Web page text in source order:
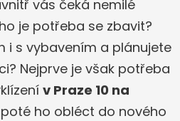
vás čeká nemilé
je potřeba se zbavit?
i s vybavením a plánujete
Nejprve je však potřeba
v Praze 10 na
ho obléct do nového